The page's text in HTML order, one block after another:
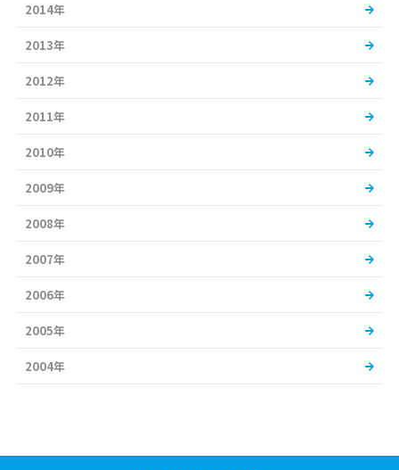
2014年
2013年
2012年
2011年
2010年
2009年
2008年
2007年
2006年
2005年
2004年